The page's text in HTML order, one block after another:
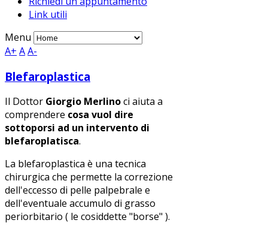
Link utili
Menu
A+ AA-
Blefaroplastica
Il Dottor Giorgio Merlinoci aiuta a
comprendere cosa vuol dire
sottoporsi ad un intervento di
blefaroplatisca.
La blefaroplastica è una tecnica
chirurgica che permette la correzione
dell'eccesso di pelle palpebrale e
dell'eventuale accumulo di grasso
periorbitario ( le cosiddette "borse" ).